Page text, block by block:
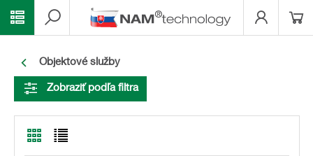
Objektové služby
Zobraziť podľa filtra